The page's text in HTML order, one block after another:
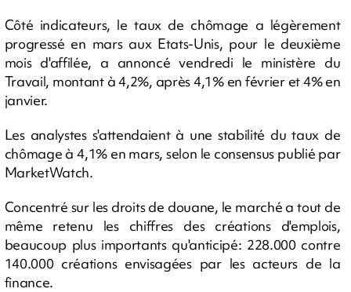
Côté indicateurs, le taux de chômage a légèrement
progressé en mars aux Etats-Unis, pour le deuxième
mois d'affilée, a annoncé vendredi le ministère du
Travail, montant à 4,2%, après 4,1% en février et 4% en
janvier.
Les analystes s'attendaient à une stabilité du taux de
chômage à 4,1% en mars, selon le consensus publié par
MarketWatch.
Concentré sur les droits de douane, le marché a tout de
même retenu les chiffres des créations d'emplois,
beaucoup plus importants qu'anticipé: 228.000 contre
140.000 créations envisagées par les acteurs de la
finance.